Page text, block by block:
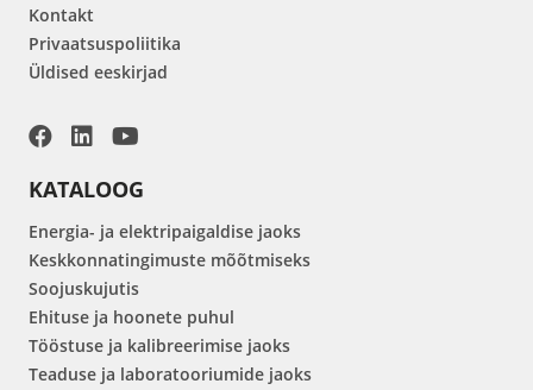
Kontakt
Privaatsuspoliitika
Üldised eeskirjad
KATALOOG
Energia- ja elektripaigaldise jaoks
Keskkonnatingimuste mõõtmiseks
Soojuskujutis
Ehituse ja hoonete puhul
Tööstuse ja kalibreerimise jaoks
Teaduse ja laboratooriumide jaoks